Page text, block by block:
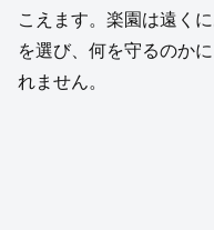
こえます。楽園は遠く
を選び、何を守るのか
れません。